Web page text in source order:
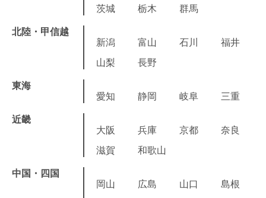
茨城
栃木 群馬
北陸・甲信越
新潟
富山 石川
福井
山梨
長野
東海
愛知
静岡 岐阜 三重
近畿
大阪
兵庫 京都
奈良
滋賀
和歌山
中国・四国
岡山
広島 山口 島根